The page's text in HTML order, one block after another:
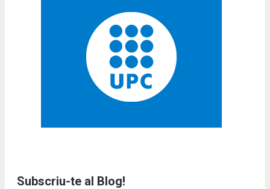
Subscriu-te al Blog!